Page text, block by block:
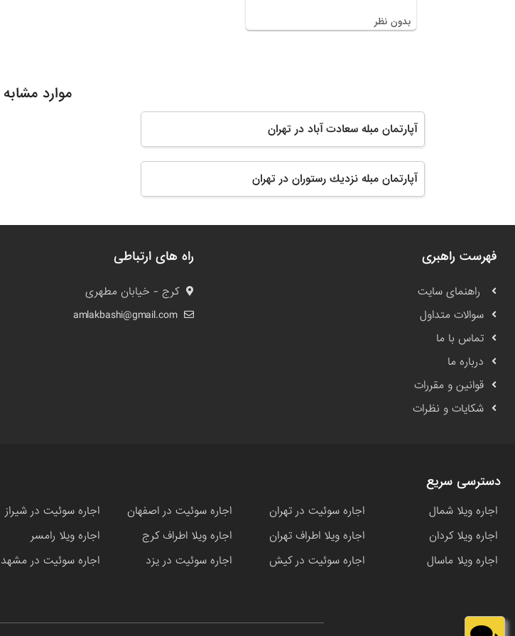
بدون نظر
موارد مشابه
آپارتمان مبله سعادت آباد در تهران
آپارتمان مبله نزديك رستوران در تهران
فهرست راهبری
راهنمای سایت
سوالات متداول
تماس با ما
درباره ما
قوانین و مقررات
شکایات و نظرات
راه های ارتباطی
کرج - خیابان مطهری
amlakbashi@gmail.com
دسترسی سریع
اجاره ویلا شمال اجاره سوئیت در تهران اجاره سوئیت در اصفهان
اجاره سوئیت در شیراز
اجاره ویلا کردان
اجاره ویلا اطراف تهران اجاره ویلا اطراف کرج
اجاره ویلا رامسر
اجاره ویلا ماسال
اجاره سوئیت در کیش اجاره سوئیت در یزد اجاره سوئیت در مشهد